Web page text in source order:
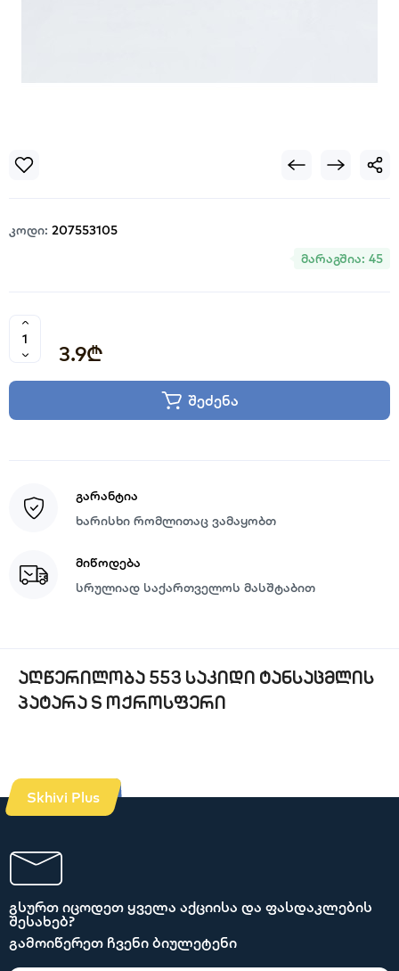
კოდი: 207553105
მარაგშია: 45
3.9₾
შეძენა
გარანტია
ხარისხი რომლითაც ვამაყობთ
მიწოდება
სრულიად საქართველოს მასშტაბით
აღწერილობა 553 საკიდი ტანსაცმლის
პატარა S ოქროსფერი
Skhivi Plus
გსურთ იცოდეთ ყველა აქციისა და ფასდაკლების
შესახებ?
გამოიწერეთ ჩვენი ბიულეტენი